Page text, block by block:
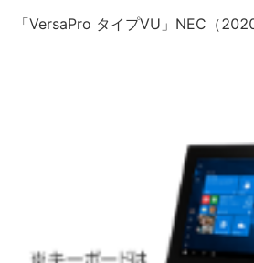
「VersaPro タイプVU」NEC（